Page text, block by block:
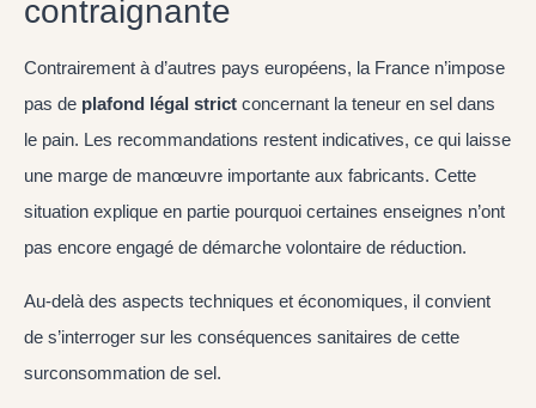
contraignante
Contrairement à d’autres pays européens, la France n’impose
pas de plafond légal strict concernant la teneur en sel dans
le pain. Les recommandations restent indicatives, ce qui laisse
une marge de manœuvre importante aux fabricants. Cette
situation explique en partie pourquoi certaines enseignes n’ont
pas encore engagé de démarche volontaire de réduction.
Au-delà des aspects techniques et économiques, il convient
de s’interroger sur les conséquences sanitaires de cette
surconsommation de sel.